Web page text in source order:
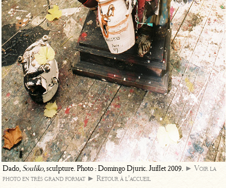
Dado,Souliko, sculpture. Photo : Domingo Djuric. Juillet 2009. ► Voir la
photo en très grand format ► Retour à l’accueil